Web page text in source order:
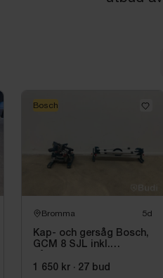
Bromma 5d
Kap- och gersåg Bosch,
GCM 8 SJL inkl.
2500
1 650 kr · 27 bud
Bosch